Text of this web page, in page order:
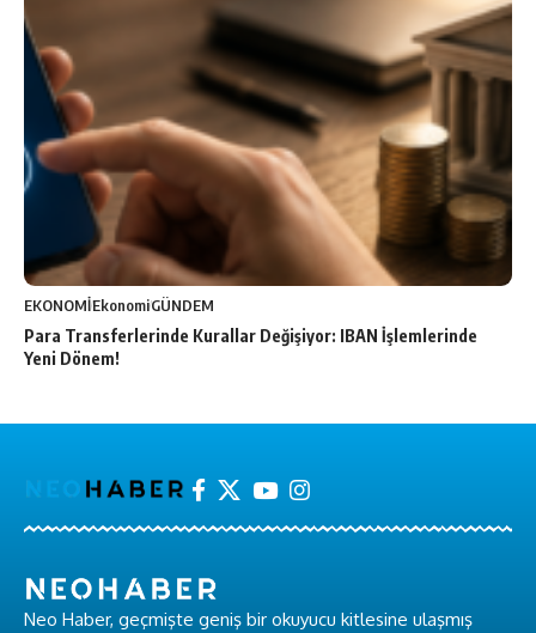
EKONOMİEkonomiGÜNDEM
Para Transferlerinde Kurallar Değişiyor: IBAN İşlemlerinde
Yeni Dönem!
Neo Haber, geçmişte geniş bir okuyucu kitlesine ulaşmış